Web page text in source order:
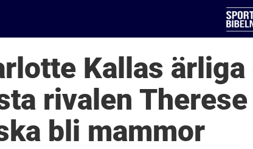
Kallas
rivalen
bli mammor